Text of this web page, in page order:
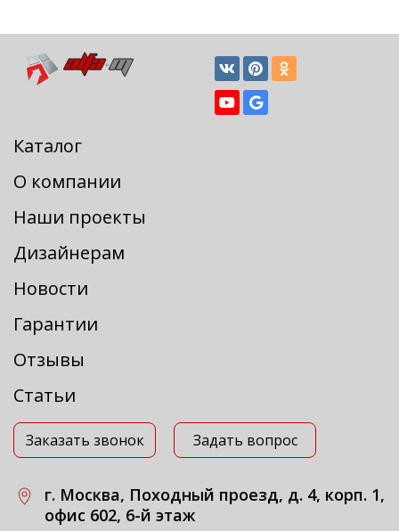
Каталог
О компании
Наши проекты
Дизайнерам
Новости
Гарантии
Отзывы
Статьи
Заказать звонок Задать вопрос
г. Москва, Походный проезд, д. 4, корп. 1,
офис 602, 6-й этаж